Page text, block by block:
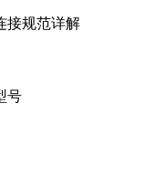
接规范详解
号